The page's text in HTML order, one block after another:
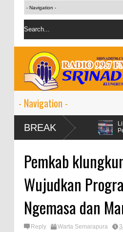
BREAK
ketegangan
Libur
Persen
Pemkab
Wujudkan
Ngemasa dan
Reply Warta Semarapura